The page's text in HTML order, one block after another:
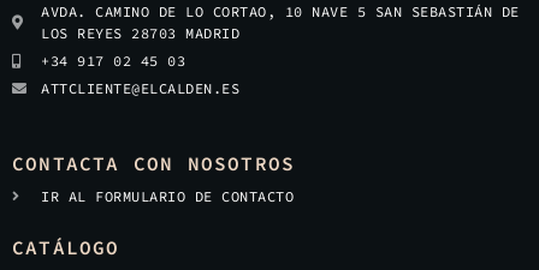
AVDA. CAMINO DE LO CORTAO, 10 NAVE 5 SAN SEBASTIÁN DE
LOS REYES 28703 MADRID
+34 917 02 45 03
ATTCLIENTE@ELCALDEN.ES
CONTACTA CON NOSOTROS
IR AL FORMULARIO DE CONTACTO
CATÁLOGO